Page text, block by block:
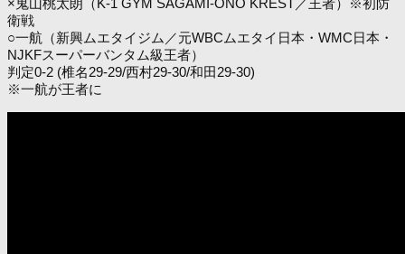
衛戦
○一航（新興ムエタイジム／元WBCムエタイ日本・WMC日本・
NJKFスーパーバンタム級王者）
判定0-2 (椎名29-29/西村29-30/和田29-30)
※一航が王者に